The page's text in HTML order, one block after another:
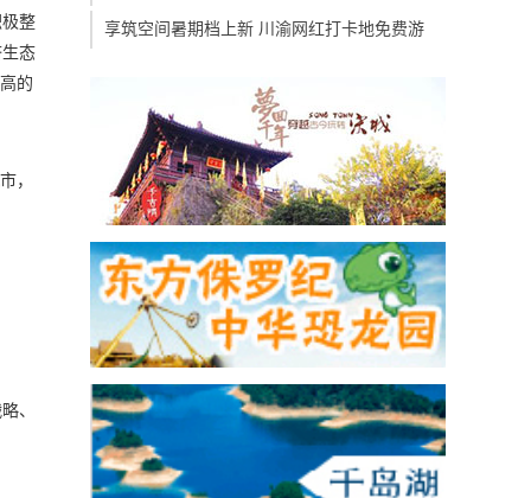
整
态
的
，
、
享筑空间暑期档上新 川渝网红打卡地免费游